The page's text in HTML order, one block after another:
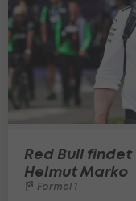
Red Bull
Helmut Marko
Formel 1